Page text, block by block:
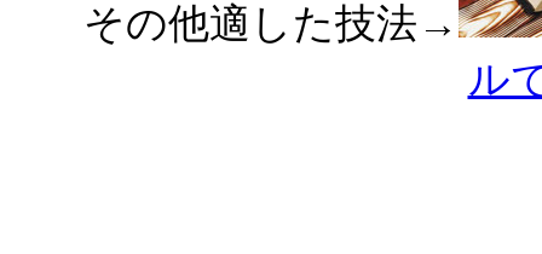
その他適した技法→
ル